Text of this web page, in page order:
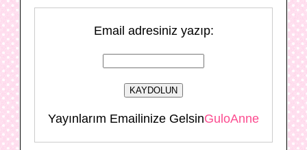
Email adresiniz yazıp:
Yayınlarım Emailinize GelsinGuloAnne